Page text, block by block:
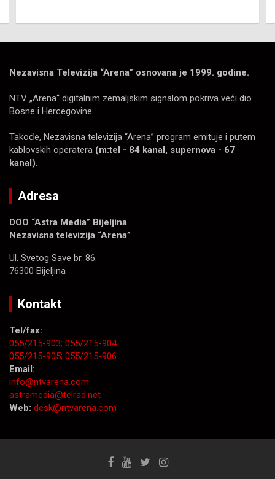
Nezavisna Televizija “Arena” osnovana je 1999. godine.
NTV „Arena“ digitalnim zemaljskim signalom pokriva veći dio
Bosne i Hercegovine.
Takođe, Nezavisna televizija “Arena” program emituje i putem
kablovskih operatera (m:tel - 84 kanal, supernova - 67
kanal).
Adresa
DOO “Astra Media” Bijeljina
Nezavisna televizija “Arena”
Ul. Svetog Save br. 86.
76300 Bijeljina
Kontakt
Tel/fax:
055/215-903; 055/215-904
055/215-905; 055/215-906
Email:
info@ntvarena.com
astramedia@telrad.net
Web: desk@ntvarena.com